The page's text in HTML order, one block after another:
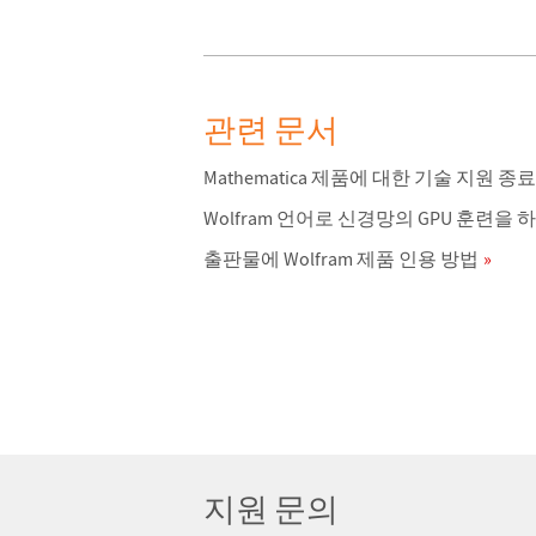
관련 문서
Mathematica 제품에 대한 기술 지원 종
Wolfram 언어로 신경망의 GPU 훈련을
출판물에 Wolfram 제품 인용 방법
지원 문의